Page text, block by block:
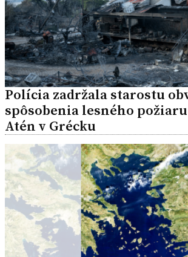
Polícia zadržala starostu
spôsobenia lesného
Atén v Grécku